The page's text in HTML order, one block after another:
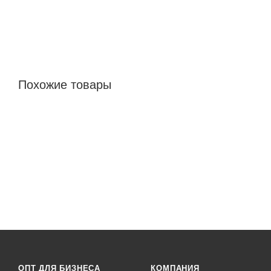
Похожие товары
ОПТ ДЛЯ БИЗНЕСА КОМПАНИЯ